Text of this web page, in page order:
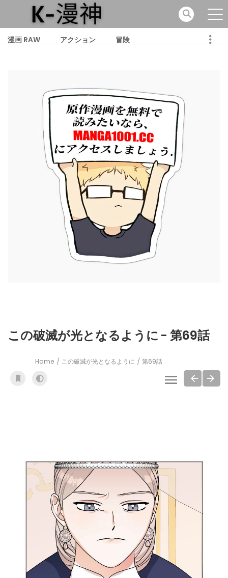
漫画 RAW アクション 冒険
この破滅が光となるように - 第69話
Home この破滅が光となるように 第69話